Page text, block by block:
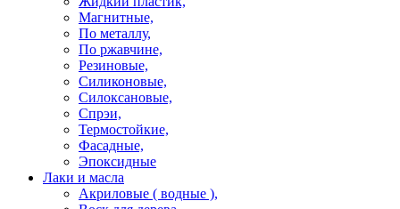
Магнитные,
По металлу,
По ржавчине,
Резиновые,
Силиконовые,
Силоксановые,
Спрэи,
Термостойкие,
Фасадные,
Эпоксидные
Лаки и масла
Акриловые ( водные ),